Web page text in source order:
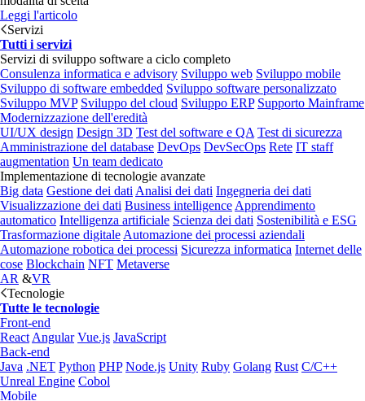
Leggi l'articolo
Servizi
Tutti i servizi
Servizi di sviluppo software a ciclo completo
Consulenza informatica e advisory Sviluppo web Sviluppo mobile
Sviluppo di software embedded Sviluppo software personalizzato
Sviluppo MVP Sviluppo del cloud Sviluppo ERP Supporto Mainframe
Modernizzazione dell'eredità
UI/UX design Design 3D Test del software e QA Test di sicurezza
Amministrazione del database DevOps DevSecOps Rete IT staff
augmentation Un team dedicato
Implementazione di tecnologie avanzate
Big data Gestione dei dati Analisi dei dati Ingegneria dei dati
Visualizzazione dei dati Business intelligence Apprendimento
automatico Intelligenza artificiale Scienza dei dati Sostenibilità e ESG
Trasformazione digitale Automazione dei processi aziendali
Automazione robotica dei processi Sicurezza informatica Internet delle
cose Blockchain NFT Metaverse
AR &VR
Tecnologie
Tutte le tecnologie
Front-end
React Angular Vue.js JavaScript
Back-end
Java .NET Python PHP Node.js Unity Ruby Golang Rust C/C++
Unreal Engine Cobol
Mobile